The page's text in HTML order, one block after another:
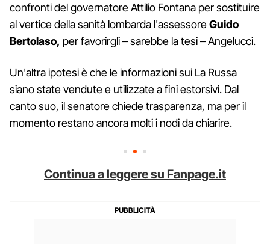
confronti del governatore Attilio Fontana per sostituire
al vertice della sanità lombarda l'assessoreGuido
Bertolaso, per favorirgli – sarebbe la tesi – Angelucci.
Un'altra ipotesi è che le informazioni sui La Russa
siano state vendute e utilizzate a fini estorsivi. Dal
canto suo, il senatore chiede trasparenza, ma per il
momento restano ancora molti i nodi da chiarire.
Continua a leggere su Fanpage.it